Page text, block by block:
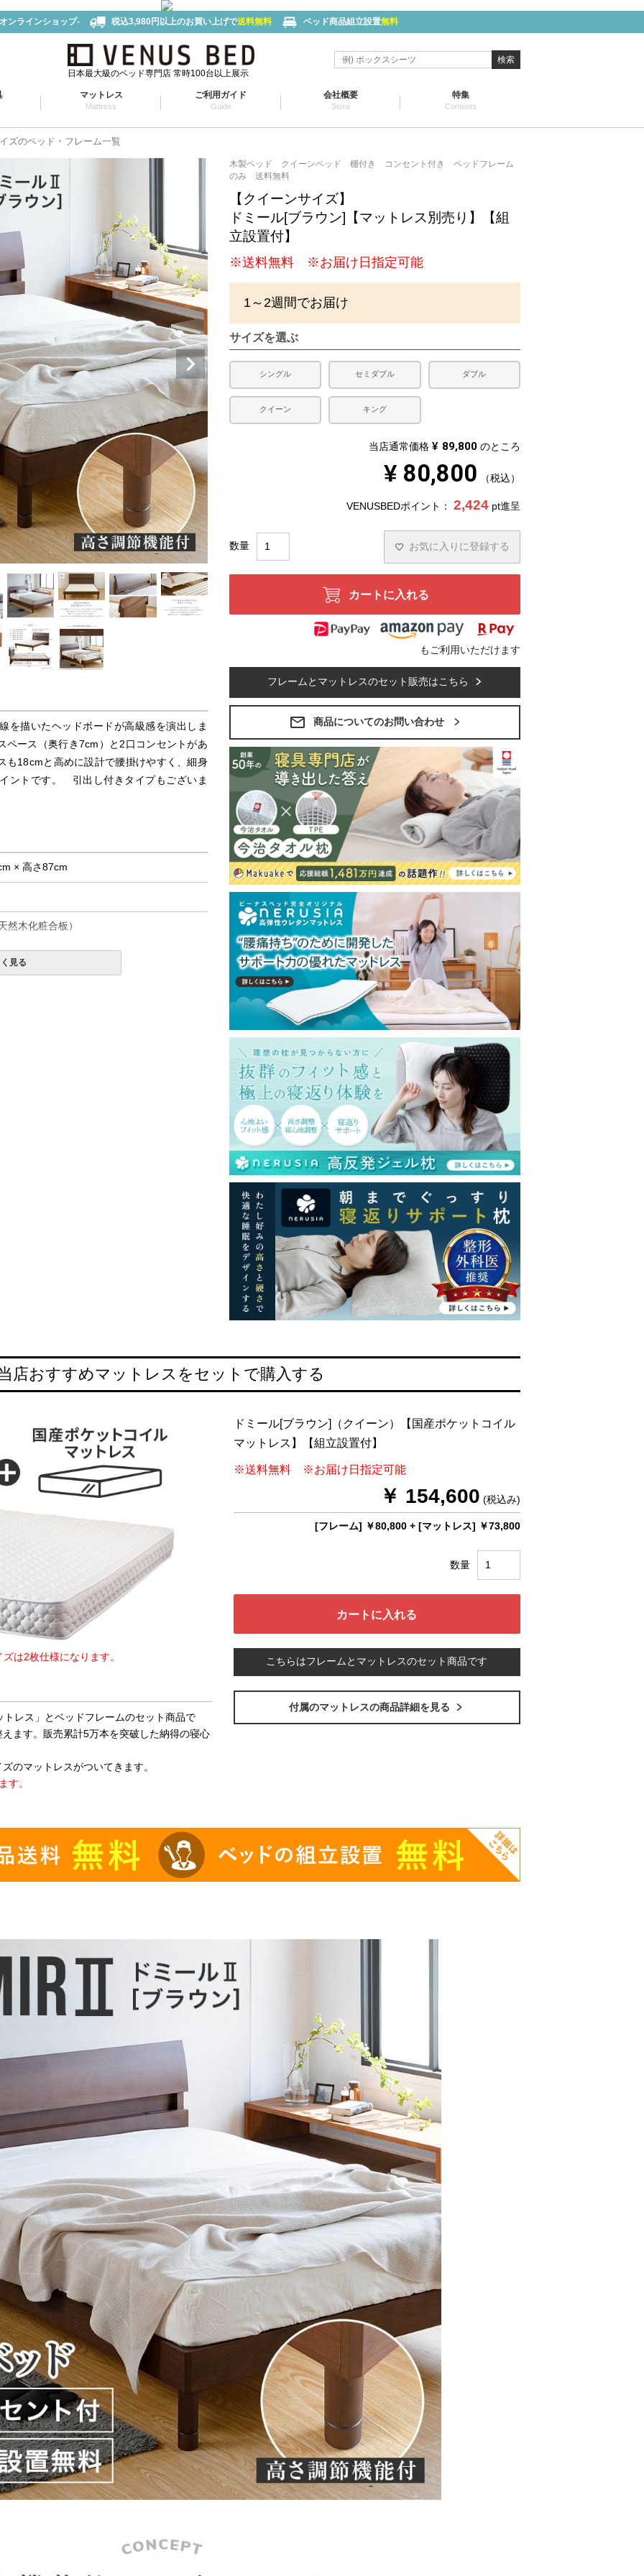
ンラインショップ- 税込3,980円以上のお買い上げで送料無料 ベッド商品組立設置無料
日本最大級のベッド専門店 常時100台以上展示
検索
マットレス
Mattress
ご利用ガイド
Guide
会社概要
Store
特集
Contents
ズのベッド・フレーム一覧
を描いたヘッドボードが高級感を演出しま
ペース（奥行き7cm）と2口コンセントがあ
も18cmと高めに設計で腰掛けやすく、細身
ントです。 引出し付きタイプもございま
× 高さ87cm
然木化粧合板）
見る
木製ベッド クイーンベッド 棚付き コンセント付き ベッドフレーム
のみ 送料無料
【クイーンサイズ】
ドミール[ブラウン]【マットレス別売り】【組
立設置付】
※送料無料 ※お届け日指定可能
1～2週間でお届け
サイズを選ぶ
シングル セミダブル ダブル
クイーン キング
当店通常価格 ¥ 89,800 のところ
¥ 80,800 税込
VENUSBEDポイント： 2,424 pt進呈
お気に入りに登録する
カートに入れる
もご利用いただけます
フレームとマットレスのセット販売はこちら
商品についてのお問い合わせ
店おすすめマットレスをセットで購入する
は2枚仕様になります。
レス」とベッドフレームのセット商品で
ます。販売累計5万本を突破した納得の寝心
のマットレスがついてきます。
す。
ドミール[ブラウン]（クイーン）【国産ポケットコイル
マットレス】【組立設置付】
※送料無料 ※お届け日指定可能
￥ 154,600 (税込み)
[フレーム] ￥80,800+ [マットレス] ￥73,800
数量
こちらはフレームとマットレスのセット商品です
付属のマットレスの商品詳細を見る